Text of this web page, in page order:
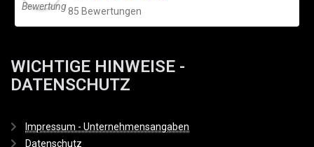
85 Bewertungen
WICHTIGE HINWEISE -
DATENSCHUTZ
Impressum - Unternehmensangaben
Datenschutz